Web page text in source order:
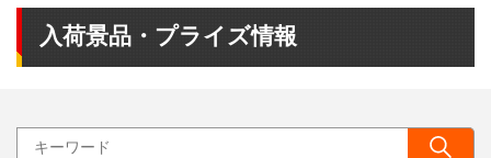
入荷景品・プライズ情報